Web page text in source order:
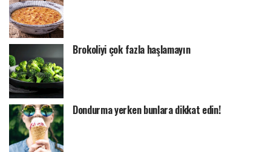
Brokoliyi çok fazla haşlamayın
Dondurma yerken bunlara dikkat edin!